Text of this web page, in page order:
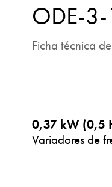
ODE-
Ficha técnica
0,37 kW (0,5
Variadores de